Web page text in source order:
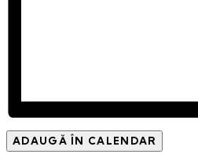
ADAUGĂ ÎN CALENDAR